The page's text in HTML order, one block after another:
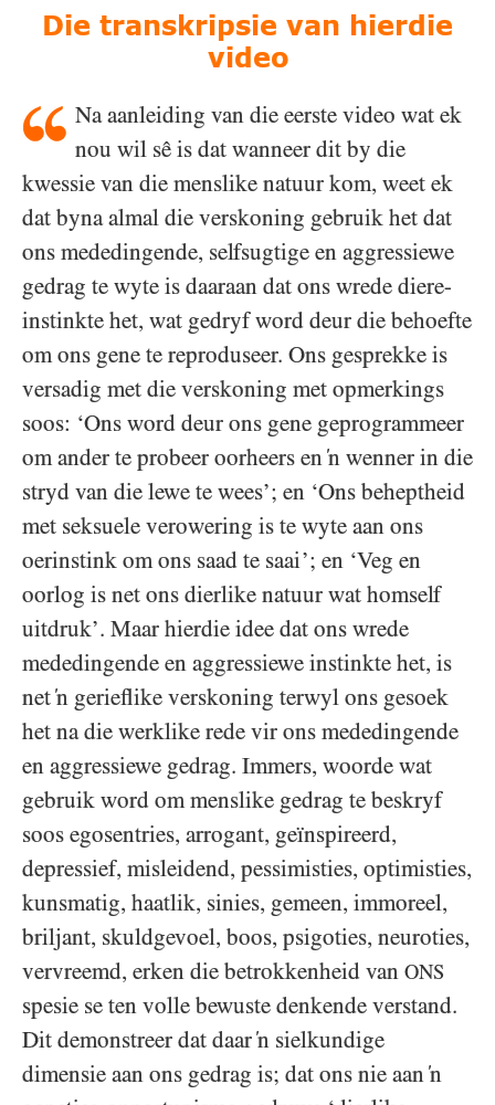
Die transkripsie van hierdie
video
Na aanleiding van die eerste video wat ek
nou wil sê is dat wanneer dit by die
kwessie van die menslike natuur kom, weet ek
dat byna almal die verskoning gebruik het dat
ons mededingende, selfsugtige en aggressiewe
gedrag te wyte is daaraan dat ons wrede diere-
instinkte het, wat gedryf word deur die behoefte
om ons gene te reproduseer. Ons gesprekke is
versadig met die verskoning met opmerkings
soos: ‘Ons word deur ons gene geprogrammeer
om ander te probeer oorheers en ‘n wenner in die
stryd van die lewe te wees’; en ‘Ons beheptheid
met seksuele verowering is te wyte aan ons
oerinstink om ons saad te saai’; en ‘Veg en
oorlog is net ons dierlike natuur wat homself
uitdruk’. Maar hierdie idee dat ons wrede
mededingende en aggressiewe instinkte het, is
net ‘n gerieflike verskoning terwyl ons gesoek
het na die werklike rede vir ons mededingende
en aggressiewe gedrag. Immers, woorde wat
gebruik word om menslike gedrag te beskryf
soos egosentries, arrogant, geïnspireerd,
depressief, misleidend, pessimisties, optimisties,
kunsmatig, haatlik, sinies, gemeen, immoreel,
briljant, skuldgevoel, boos, psigoties, neuroties,
vervreemd, erken die betrokkenheid van ONS
spesie se ten volle bewuste denkende verstand.
Dit demonstreer dat daar ‘n sielkundige
dimensie aan ons gedrag is; dat ons nie aan ‘n